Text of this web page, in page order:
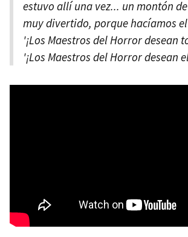
estuvo allí una vez... un montón
muy divertido, porque hacíamos
'¡Los Maestros del Horror desean
'¡Los Maestros del Horror desean